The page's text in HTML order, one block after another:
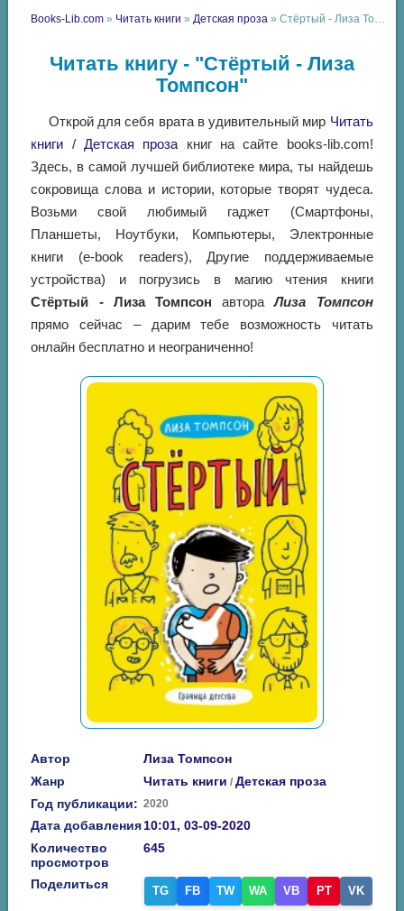
Books-Lib.com » Читать книги »Детская проза » Стёртый - Лиза Томпсон
Читать книгу - "Стёртый - Лиза
Томпсон"
Открой для себя врата в удивительный мир Читать
книги /Детская проза книг на сайте books-lib.com!
Здесь, в самой лучшей библиотеке мира, ты найдешь
сокровища слова и истории, которые творят чудеса.
Возьми свой любимый гаджет (Смартфоны,
Планшеты, Ноутбуки, Компьютеры, Электронные
книги (e-book readers), Другие поддерживаемые
устройства) и погрузись в магию чтения книги
Стёртый - Лиза Томпсон автораЛиза Томпсон
прямо сейчас – дарим тебе возможность читать
онлайн бесплатно и неограниченно!
Автор
Лиза Томпсон
Жанр
Читать книги /Детская проза
Год публикации: 2020
Дата добавления10:01, 03-09-2020
Количество
просмотров
645
Поделиться TG FB TW WA VB PT VK